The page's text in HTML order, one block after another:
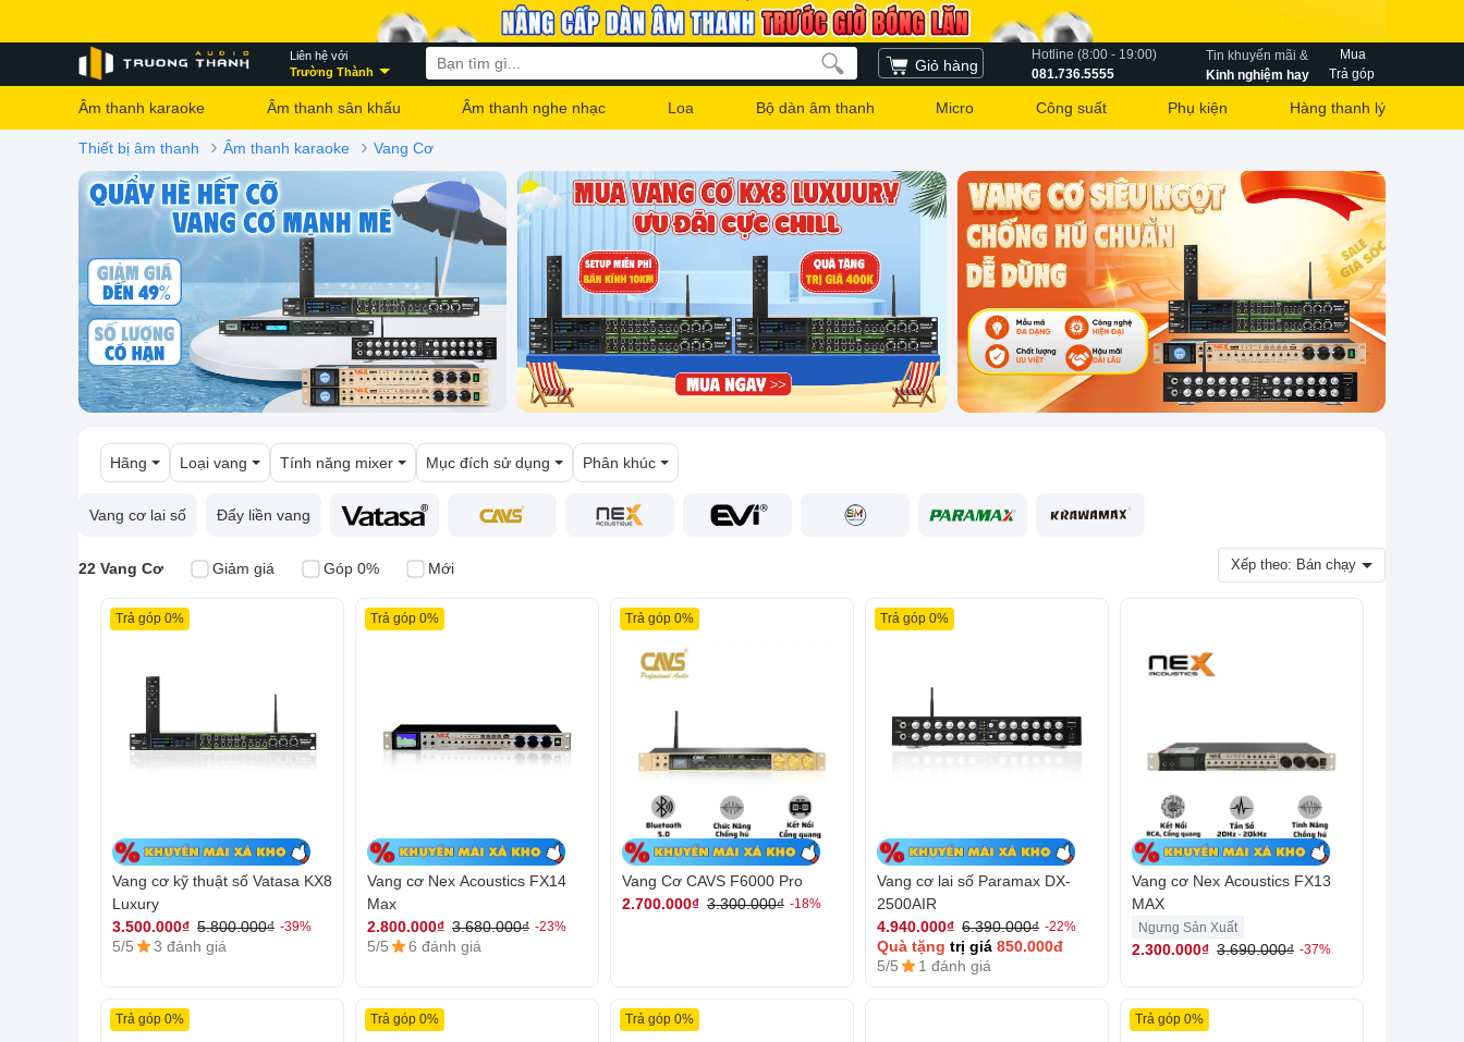
Liên hệ với
Trường Thành
Giỏ hàng
Hotline (8:00 - 19:00)
081.736.5555
Tin khuyến mãi &
Kinh nghiệm hay
Mua
Trả góp
Âm thanh karaoke Âm thanh sân khấu Âm thanh nghe nhạc Loa Bộ dàn âm thanh Micro Công suất Phụ kiện Hàng thanh lý
Thiết bị âm thanh › Âm thanh karaoke › Vang Cơ
Hãng Loại vang Tính năng mixer Mục đích sử dụng Phân khúc
Vang cơ lai số Đẩy liền vang
22 Vang Cơ Giảm giá Góp 0% Mới Xếp theo: Bán chạy
Vang cơ kỹ thuật số Vatasa KX8
Luxury
Trả góp 0%
3.500.000₫ 5.800.000₫ -39%
5/5 3 đánh giá
Vang cơ Nex Acoustics FX14
Max
Trả góp 0%
2.800.000₫ 3.680.000₫ -23%
5/5 6 đánh giá
Vang Cơ CAVS F6000 Pro
Trả góp 0%
2.700.000₫ 3.300.000₫ -18%
Vang cơ lai số Paramax DX-
2500AIR
Trả góp 0%
4.940.000₫ 6.390.000₫ -22%
Quà tặng trị giá 850.000đ
5/5
1 đánh giá
Vang cơ Nex Acoustics FX13
MAX
Ngưng Sản Xuất
2.300.000₫ 3.690.000₫ -37%
Trả góp 0% Trả góp 0% Trả góp 0% Trả góp 0%